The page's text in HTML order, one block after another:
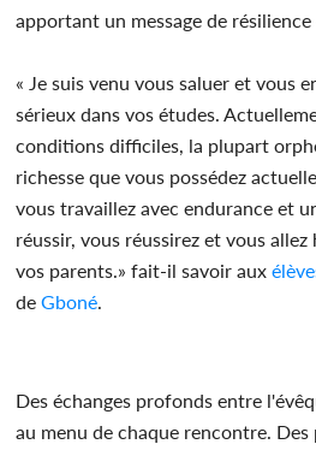
apportant un message de résilience
« Je suis venu vous saluer et vous
sérieux dans vos études.
conditions difficiles, la plupart
richesse que vous possédez
vous travaillez avec endurance et
réussir, vous réussirez et vous
vos parents.» fait-il savoir aux
de Gboné
Des échanges profonds entre
au menu de chaque rencontre. Des